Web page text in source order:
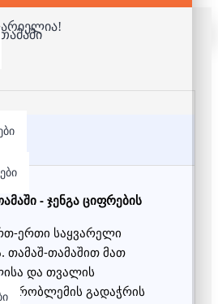
- ჯენგა ციფრების
ერთი საყვარელი
თამაშ-თამაშით მათ
და თვალის
პრობლემის გადაჭრის